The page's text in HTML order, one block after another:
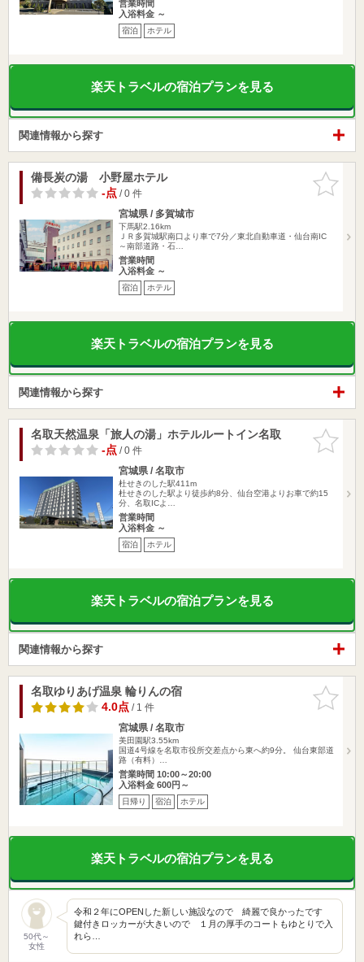
営業時間
入浴料金 ～
宿泊 ホテル
楽天トラベルの宿泊プランを見る
関連情報から探す
お気に入
りに追加
備長炭の湯 小野屋ホテル
-点/ 0 件
宮城県 / 多賀城市
下馬駅2.16km
ＪＲ多賀城駅南口より車で7分／東北自動車道・仙台南IC
～南部道路・石…
営業時間
入浴料金 ～
宿泊 ホテル
楽天トラベルの宿泊プランを見る
関連情報から探す
お気に入
りに追加
名取天然温泉「旅人の湯」ホテルルートイン名取
-点/ 0 件
宮城県 / 名取市
杜せきのした駅411m
杜せきのした駅より徒歩約8分、仙台空港よりお車で約15
分、名取ICよ…
営業時間
入浴料金 ～
宿泊 ホテル
楽天トラベルの宿泊プランを見る
関連情報から探す
お気に入
りに追加
名取ゆりあげ温泉 輪りんの宿
4.0点/ 1 件
宮城県 / 名取市
美田園駅3.55km
国道4号線を名取市役所交差点から東へ約9分。 仙台東部道
路（有料）…
営業時間 10:00～20:00
入浴料金 600円～
日帰り 宿泊 ホテル
楽天トラベルの宿泊プランを見る
50代～
女性
令和２年にOPENした新しい施設なので 綺麗で良かったです
鍵付きロッカーが大きいので １月の厚手のコートもゆとりで入
れら…